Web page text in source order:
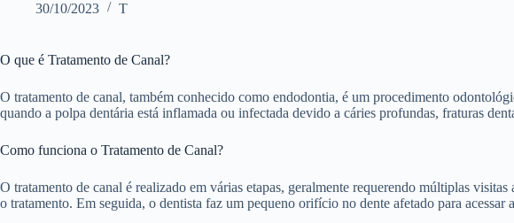
30/10/2023 T
O que é Tratamento de Canal?
O tratamento de canal, também conhecido como endodontia, é um procedimento
quando a polpa dentária está inflamada ou infectada devido a cáries profundas, fraturas
Como funciona o Tratamento de Canal?
O tratamento de canal é realizado em várias etapas, geralmente requerendo múltiplas
o tratamento. Em seguida, o dentista faz um pequeno orifício no dente afetado para acessar